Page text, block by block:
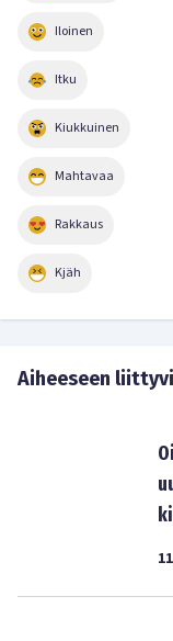
Iloinen
Itku
Kiukkuinen
Mahtavaa
Rakkaus
Kjäh
Aiheeseen